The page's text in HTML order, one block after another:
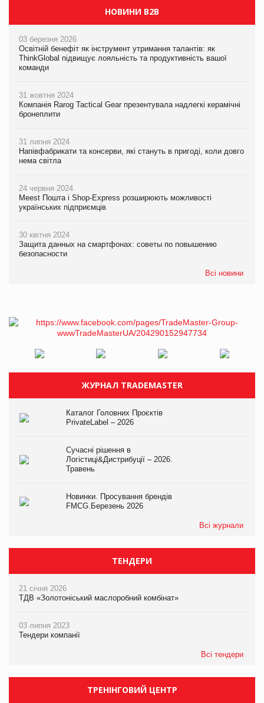
НОВИНИ B2B
03 березня 2026
Освітній бенефіт як інструмент утримання талантів: як
ThinkGlobal підвищує лояльність та продуктивність вашої
команди
31 жовтня 2024
Компанія Rarog Tactical Gear презентувала надлегкі керамічні
бронеплити
31 липня 2024
Напівфабрикати та консерви, які стануть в пригоді, коли довго
нема світла
24 червня 2024
Meest Пошта і Shop-Express розширюють можливості
українських підприємців
30 квітня 2024
Защита данных на смартфонах: советы по повышению
безопасности
Всі новини
ЖУРНАЛ TRADEMASTER
Каталог Головних Проєктів
PrivateLabel – 2026
Сучасні рішення в
Логістиці&Дистрибуції – 2026.
Травень
Новинки. Просування брендів
FMCG.Березень 2026
Всі журнали
ТЕНДЕРИ
21 січня 2026
ТДВ «Золотоніський маслоробний комбінат»
03 липня 2023
Тендери компанії
Всі тендери
ТРЕНІНГОВИЙ ЦЕНТР